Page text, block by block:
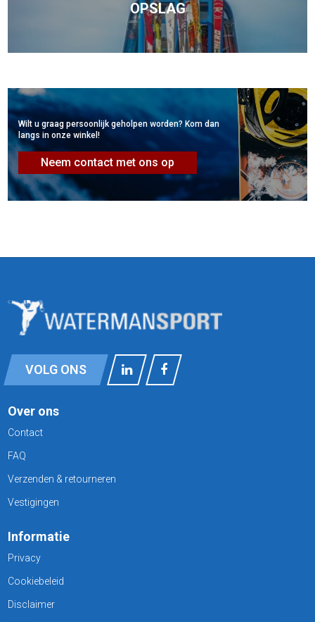
OPSLAG
Wilt u graag persoonlijk geholpen worden? Kom dan
langs in onze winkel!
Neem contact met ons op
VOLG ONS
Over ons
Contact
FAQ
Verzenden & retourneren
Vestigingen
Informatie
Privacy
Cookiebeleid
Disclaimer